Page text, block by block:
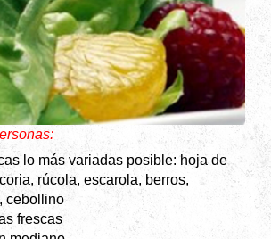
lo más variadas posible: hoja de
rúcola, escarola, berros,
cebollino
frescas